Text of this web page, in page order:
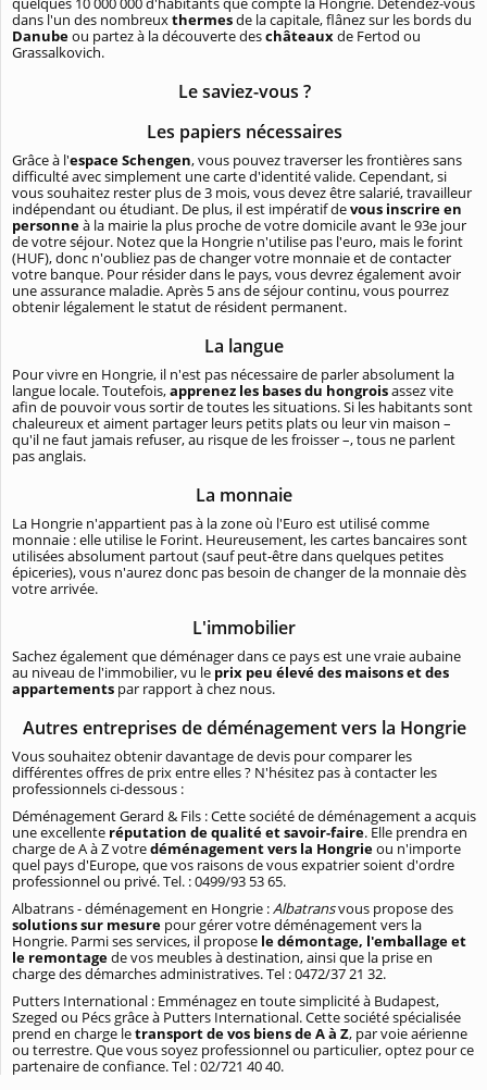
dans l'un des nombreuxthermesde la capitale, flânez sur les bords du
Danubeou partez à la découverte deschâteauxde Fertod ou
Grassalkovich.
Le saviez-vous ?
Les papiers nécessaires
Grâce à l'espace Schengen, vous pouvez traverser les frontières sans
difficulté avec simplement une carte d'identité valide. Cependant, si
vous souhaitez rester plus de 3 mois, vous devez être salarié, travailleur
indépendant ou étudiant. De plus, il est impératif devous inscrire en
personneà la mairie la plus proche de votre domicile avant le 93e jour
de votre séjour. Notez que la Hongrie n'utilise pas l'euro, mais le forint
(HUF), donc n'oubliez pas de changer votre monnaie et de contacter
votre banque. Pour résider dans le pays, vous devrez également avoir
une assurance maladie. Après 5 ans de séjour continu, vous pourrez
obtenir légalement le statut de résident permanent.
La langue
Pour vivre en Hongrie, il n'est pas nécessaire de parler absolument la
langue locale. Toutefois,apprenez les bases du hongroisassez vite
afin de pouvoir vous sortir de toutes les situations. Si les habitants sont
chaleureux et aiment partager leurs petits plats ou leur vin maison –
qu'il ne faut jamais refuser, au risque de les froisser –, tous ne parlent
pas anglais.
La monnaie
La Hongrie n'appartient pas à la zone où l'Euro est utilisé comme
monnaie : elle utilise le Forint. Heureusement, les cartes bancaires sont
utilisées absolument partout (sauf peut-être dans quelques petites
épiceries), vous n'aurez donc pas besoin de changer de la monnaie dès
votre arrivée.
L'immobilier
Sachez également que déménager dans ce pays est une vraie aubaine
au niveau de l'immobilier, vu le prix peu élevé des maisons et des
appartements par rapport à chez nous.
Autres entreprises de déménagement vers la Hongrie
Vous souhaitez obtenir davantage de devis pour comparer les
différentes offres de prix entre elles ? N'hésitez pas à contacter les
professionnels ci-dessous :
Déménagement Gerard & Fils : Cette société de déménagement a acquis
une excellente réputation de qualité et savoir-faire. Elle prendra en
charge de A à Z votredéménagement vers la Hongrieou n'importe
quel pays d'Europe, que vos raisons de vous expatrier soient d'ordre
professionnel ou privé. Tel. : 0499/93 53 65.
Albatrans - déménagement en Hongrie :Albatransvous propose des
solutions sur mesure pour gérer votre déménagement vers la
Hongrie. Parmi ses services, il propose le démontage, l'emballage et
le remontagede vos meubles à destination, ainsi que la prise en
charge des démarches administratives. Tel : 0472/37 21 32.
Putters International : Emménagez en toute simplicité à Budapest,
Szeged ou Pécs grâce à Putters International. Cette société spécialisée
prend en charge letransport de vos biens de A à Z, par voie aérienne
ou terrestre. Que vous soyez professionnel ou particulier, optez pour ce
partenaire de confiance. Tel : 02/721 40 40.